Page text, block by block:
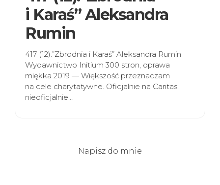
i Karaś” Aleksandra
Rumin
417 (12).”Zbrodnia i Karaś” Aleksandra Rumin
Wydawnictwo Initium 300 stron, oprawa
miękka 2019 — Większość przeznaczam
na cele charytatywne. Oficjalnie na Caritas,
nieoficjalnie…
Napisz do mnie